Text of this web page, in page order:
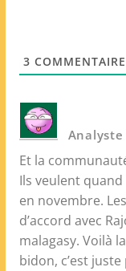
3
Analyste
Et la
Ils veulent
en novembre.
d’accord avec
malagasy. Voilà
bidon, c’est